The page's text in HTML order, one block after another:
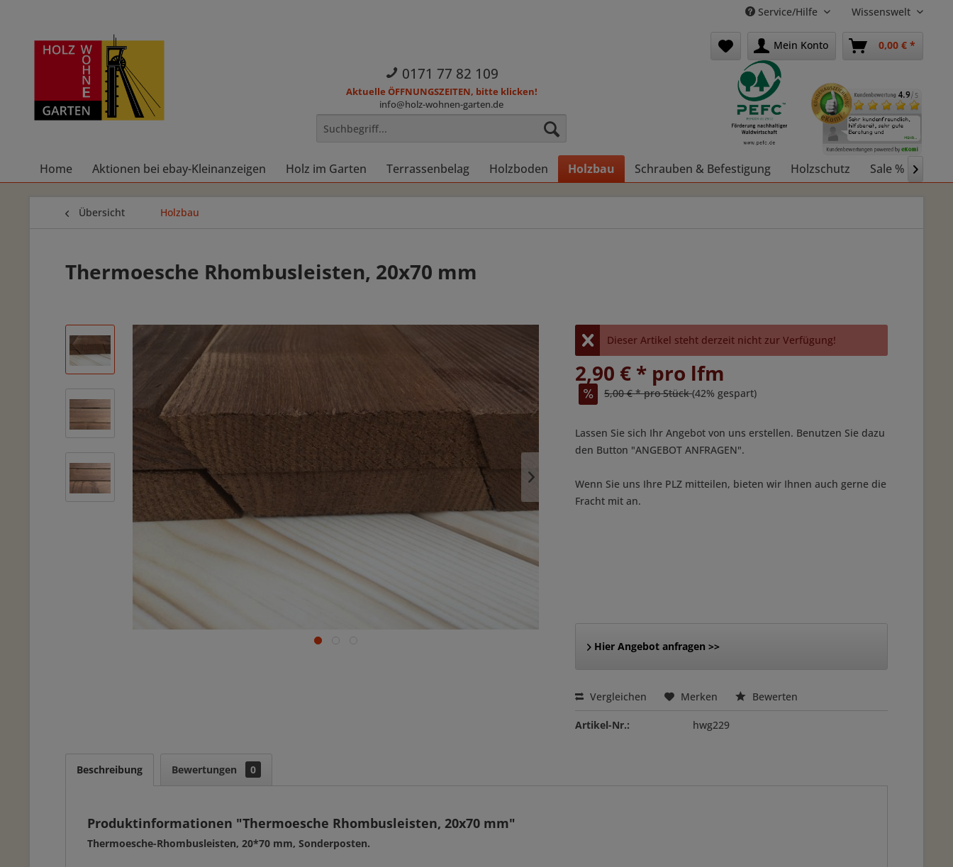
Service/Hilfe Wissenswelt
Mein Konto 0,00 € *
0171 77 82 109
Aktuelle ÖFFNUNGSZEITEN, bitte klicken!
info@holz-wohnen-garten.de
Home Aktionen bei ebay-Kleinanzeigen Holz im Garten Terrassenbelag Holzboden Holzbau Schrauben & Befestigung Holzschutz Sale % 
Übersicht Holzbau
Thermoesche Rhombusleisten, 20x70 mm
Dieser Artikel steht derzeit nicht zur Verfügung!
2,90 € * pro lfm
5,00 € * pro Stück(42% gespart)
Lassen Sie sich Ihr Angebot von uns erstellen. Benutzen Sie dazu
den Button "ANGEBOT ANFRAGEN".
Wenn Sie uns Ihre PLZ mitteilen, bieten wir Ihnen auch gerne die
Fracht mit an.
Hier Angebot anfragen >>
Vergleichen Merken Bewerten
Artikel-Nr.: hwg229
Beschreibung Bewertungen 0
Produktinformationen "Thermoesche Rhombusleisten, 20x70 mm"
Thermoesche-Rhombusleisten, 20*70 mm, Sonderposten.